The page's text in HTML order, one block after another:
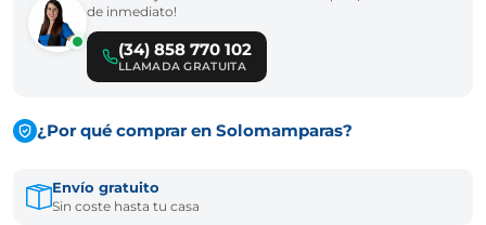
de inmediato!
(34) 858 770 102
LLAMADA GRATUITA
¿Por qué comprar en Solomamparas?
Envío gratuito
Sin coste hasta tu casa